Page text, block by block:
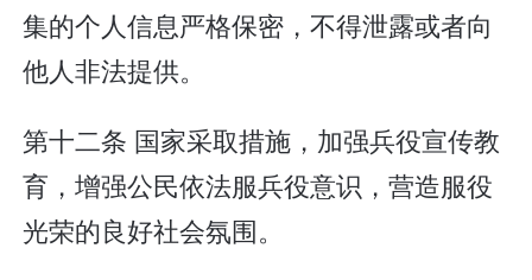
集的个人信息严格保密，不得泄露或者向
他人非法提供。
第十二条 国家采取措施，加强兵役宣传教
育，增强公民依法服兵役意识，营造服役
光荣的良好社会氛围。